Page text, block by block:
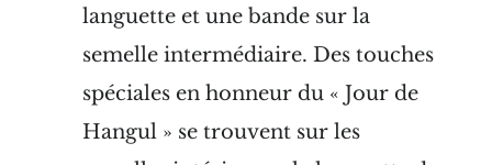
languette et une bande sur la
semelle intermédiaire. Des touches
spéciales en honneur du « Jour de
Hangul » se trouvent sur les